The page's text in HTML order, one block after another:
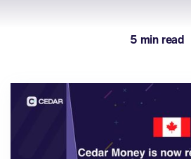
5 min read